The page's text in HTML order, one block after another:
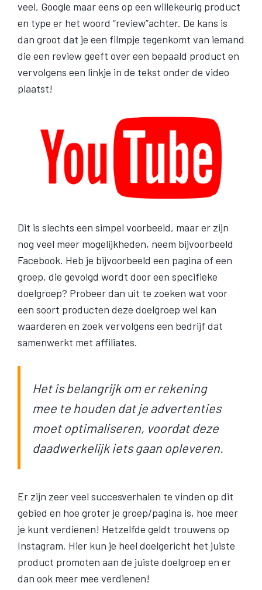
veel, Google maar eens op een willekeurig product
en type er het woord “review”achter. De kans is
dan groot dat je een filmpje tegenkomt van iemand
die een review geeft over een bepaald product en
vervolgens een linkje in de tekst onder de video
plaatst!
Dit is slechts een simpel voorbeeld, maar er zijn
nog veel meer mogelijkheden, neem bijvoorbeeld
Facebook. Heb je bijvoorbeeld een pagina of een
groep, die gevolgd wordt door een specifieke
doelgroep? Probeer dan uit te zoeken wat voor
een soort producten deze doelgroep wel kan
waarderen en zoek vervolgens een bedrijf dat
samenwerkt met affiliates.
Het is belangrijk om er rekening
mee te houden dat je advertenties
moet optimaliseren, voordat deze
daadwerkelijk iets gaan opleveren.
Er zijn zeer veel succesverhalen te vinden op dit
gebied en hoe groter je groep/pagina is, hoe meer
je kunt verdienen! Hetzelfde geldt trouwens op
Instagram. Hier kun je heel doelgericht het juiste
product promoten aan de juiste doelgroep en er
dan ook meer mee verdienen!